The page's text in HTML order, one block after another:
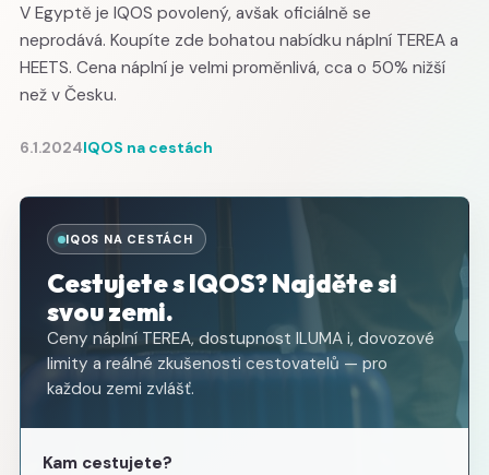
V Egyptě je IQOS povolený, avšak oficiálně se
neprodává. Koupíte zde bohatou nabídku náplní TEREA a
HEETS. Cena náplní je velmi proměnlivá, cca o 50% nižší
než v Česku.
6.1.2024IQOS na cestách
IQOS NA CESTÁCH
Cestujete s IQOS? Najděte si
svou zemi.
Ceny náplní TEREA, dostupnost ILUMA i, dovozové
limity a reálné zkušenosti cestovatelů — pro
každou zemi zvlášť.
Kam cestujete?